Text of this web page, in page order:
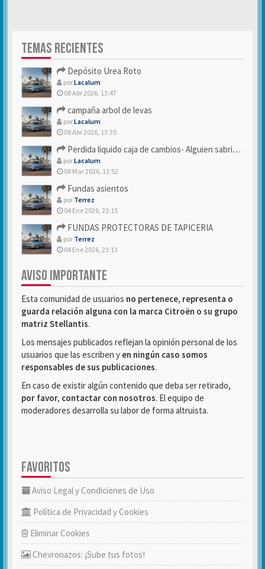
TEMAS RECIENTES
Depósito Urea Roto
porLacalum
08 Abr 2026, 13:47
campaña arbol de levas
porLacalum
08 Abr 2026, 13:35
Perdida liquido caja de cambios- Alguien sabria decirme
porLacalum
08 Mar 2026, 13:52
Fundas asientos
por Terrez
04 Ene 2026, 23:15
FUNDAS PROTECTORAS DE TAPICERIA
por Terrez
04 Ene 2026, 23:13
AVISO IMPORTANTE
Esta comunidad de usuarios no pertenece, representa o
guarda relación alguna con la marca Citroën o su grupo
matriz Stellantis.
Los mensajes publicados reflejan la opinión personal de los
usuarios que las escriben y en ningún caso somos
responsables de sus publicaciones.
En caso de existir algún contenido que deba ser retirado,
por favor, contactar con nosotros. El equipo de
moderadores desarrolla su labor de forma altruista.
FAVORITOS
Aviso Legal y Condiciones de Uso
Política de Privacidad y Cookies
Eliminar Cookies
Chevronazos: ¡Sube tus fotos!